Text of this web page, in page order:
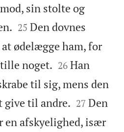
sin stolte og


25 Den dovnes
ødelægge ham, for
noget. 

26 Han
til sig, mens den
give til andre. 

27 Den
en afskyelighed, især